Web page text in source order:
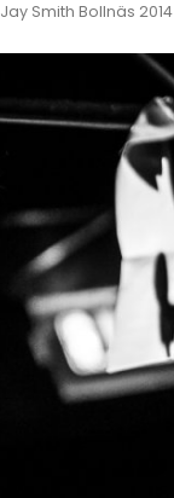
Jay Smith Bollnäs 2014